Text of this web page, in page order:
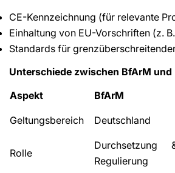
CE-Kennzeichnung (für relevante
Einhaltung von EU-Vorschriften (z.
Standards für
Unterschiede zwischen BfArM und
Aspekt
BfArM
Geltungsbereich Deutschland
Rolle
Durchsetzung
Regulierung